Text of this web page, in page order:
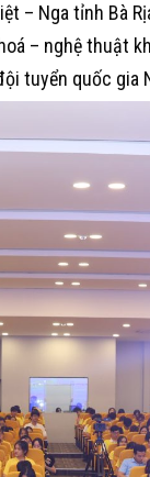
– Nga tỉnh Bà
– nghệ thuật
tuyển quốc gia